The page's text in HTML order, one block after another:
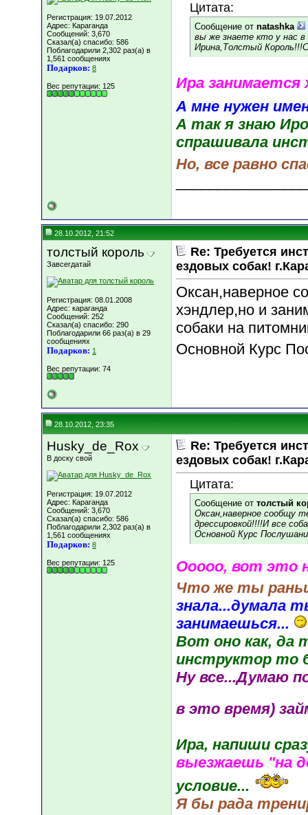
Регистрация: 19.07.2012
Адрес: Караганда
Сообщений: 3,670
Сказал(а) спасибо: 586
Поблагодарили 2,302 раз(а) в
1,561 сообщениях
Подарков: 8
Вес репутации: 125
Цитата:
Сообщение от natashka
вы же знаете кто у нас в
Ирина,Толстый
Ира занимается
А мне нужен
А так я знаю
спрашивала
Но, все равно
28.10.2012, 21:52
толстый король
Завсегдатай
Регистрация: 08.01.2008
Адрес: караганда
Сообщений: 252
Сказал(а) спасибо: 290
Поблагодарили 66 раз(а) в 29
сообщениях
Подарков: 1
Вес репутации: 74
Re: Требуется
ездовых собак!
Оксан,наверное
хэндлер,но и
собаки на
Основной Курс
28.10.2012, 23:35
Husky_de_Rox
В доску свой
Регистрация: 19.07.2012
Адрес: Караганда
Сообщений: 3,670
Сказал(а) спасибо: 586
Поблагодарили 2,302 раз(а) в
1,561 сообщениях
Подарков: 8
Вес репутации: 125
Re: Требуется
ездовых собак!
Цитата:
Сообщение от толстый
Оксан,наверное сообщу
дрессировкой!!!!И все
Основной Курс
Ооооо, вот это
Что же ты
знала...думала
занимаешься...
Вот оно как, да
инструктор то
Ну все...Думаю
в это время)
Ира, напиши
выезжаешь "на
условие...
Я бы рада